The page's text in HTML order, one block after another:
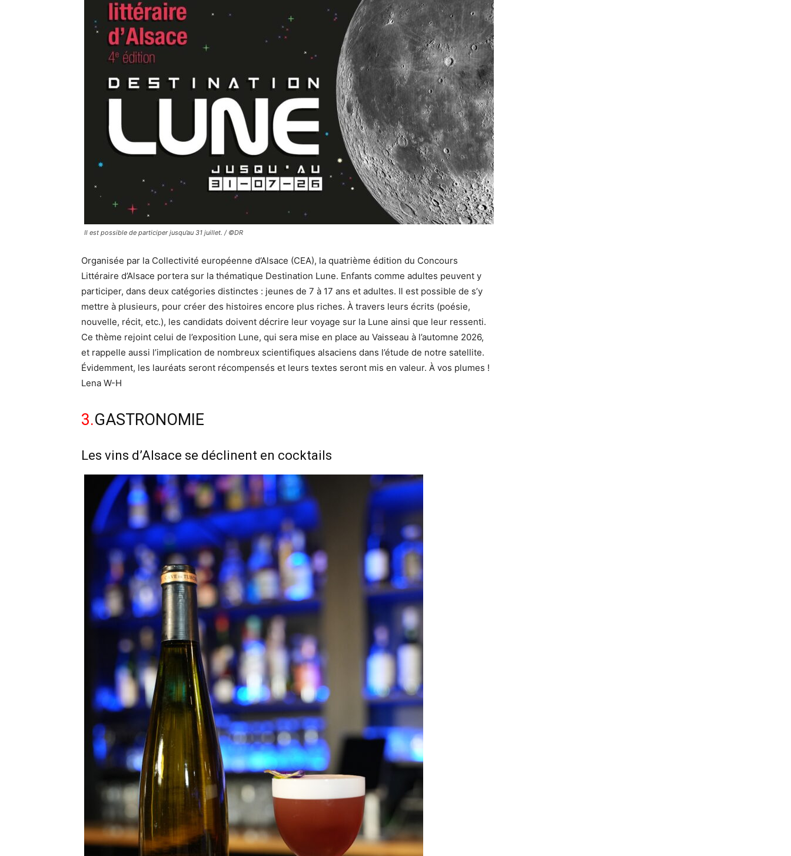
Il est possible de participer jusqu’au 31 juillet. / ©DR
Organisée par la Collectivité européenne d’Alsace (CEA), la quatrième édition du Concours
Littéraire d’Alsace portera sur la thématique Destination Lune. Enfants comme adultes peuvent y
participer, dans deux catégories distinctes : jeunes de 7 à 17 ans et adultes. Il est possible de s’y
mettre à plusieurs, pour créer des histoires encore plus riches. À travers leurs écrits (poésie,
nouvelle, récit, etc.), les candidats doivent décrire leur voyage sur la Lune ainsi que leur ressenti.
Ce thème rejoint celui de l’exposition Lune, qui sera mise en place au Vaisseau à l’automne 2026,
et rappelle aussi l’implication de nombreux scientifiques alsaciens dans l’étude de notre satellite.
Évidemment, les lauréats seront récompensés et leurs textes seront mis en valeur. À vos plumes !
Lena W-H
3.GASTRONOMIE
Les vins d’Alsace se déclinent en cocktails